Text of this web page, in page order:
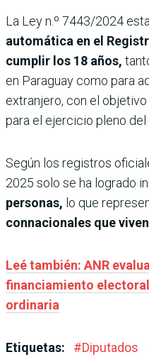
La Ley n.º 7443/2024
automática en el
cumplir los 18 años,
en Paraguay como para
extranjero, con el
para el ejercicio pleno del
Según los registros
2025 solo se ha logrado
personas, lo que
connacionales que
Leé también: ANR
financiamiento
ordinaria
Etiquetas: #Diputados